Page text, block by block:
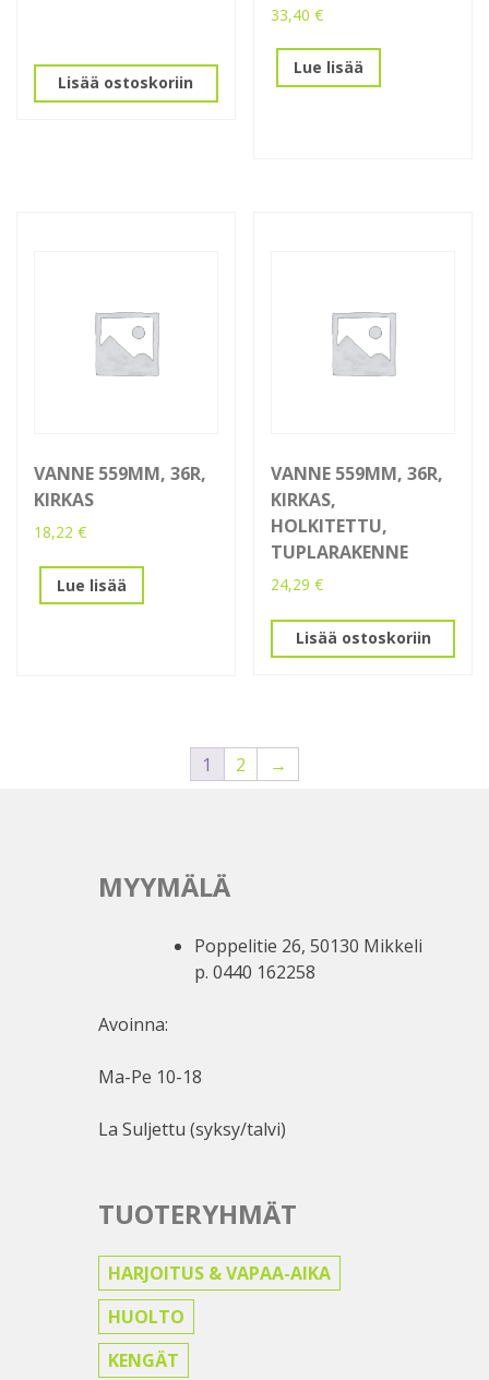
Lisää ostoskoriin
33,40€
Lue lisää
VANNE 559MM, 36R,
KIRKAS
18,22 €
Lue lisää
VANNE 559MM, 36R,
KIRKAS,
HOLKITETTU,
TUPLARAKENNE
24,29€
Lisää ostoskoriin
1 2 →
MYYMÄLÄ
Poppelitie 26, 50130 Mikkeli
p. 0440 162258
Avoinna:
Ma-Pe 10-18
La Suljettu (syksy/talvi)
TUOTERYHMÄT
HARJOITUS & VAPAA-AIKA
HUOLTO
KENGÄT